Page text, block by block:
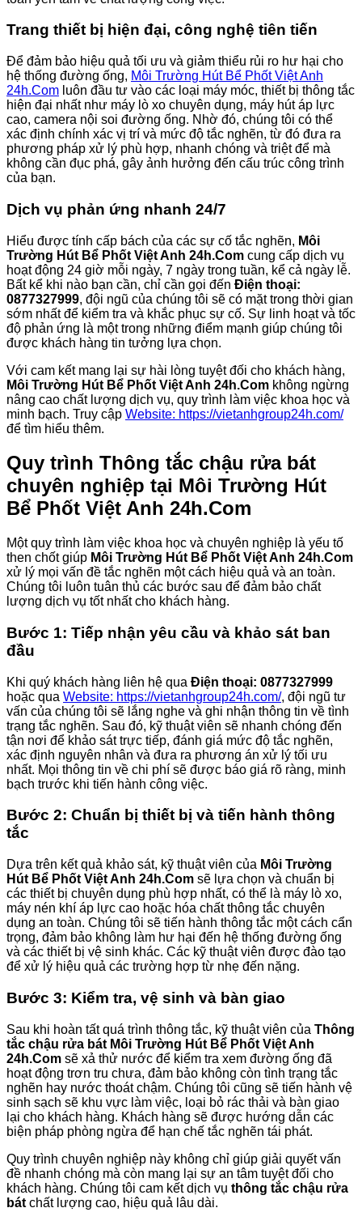
Trang thiết bị hiện đại, công nghệ tiên tiến
Để đảm bảo hiệu quả tối ưu và giảm thiểu rủi ro hư hại cho
hệ thống đường ống, Môi Trường Hút Bể Phốt Việt Anh
24h.Com luôn đầu tư vào các loại máy móc, thiết bị thông tắc
hiện đại nhất như máy lò xo chuyên dụng, máy hút áp lực
cao, camera nội soi đường ống. Nhờ đó, chúng tôi có thể
xác định chính xác vị trí và mức độ tắc nghẽn, từ đó đưa ra
phương pháp xử lý phù hợp, nhanh chóng và triệt để mà
không cần đục phá, gây ảnh hưởng đến cấu trúc công trình
của bạn.
Dịch vụ phản ứng nhanh 24/7
Hiểu được tính cấp bách của các sự cố tắc nghẽn, Môi
Trường Hút Bể Phốt Việt Anh 24h.Com cung cấp dịch vụ
hoạt động 24 giờ mỗi ngày, 7 ngày trong tuần, kể cả ngày lễ.
Bất kể khi nào bạn cần, chỉ cần gọi đến Điện thoại:
0877327999, đội ngũ của chúng tôi sẽ có mặt trong thời gian
sớm nhất để kiểm tra và khắc phục sự cố. Sự linh hoạt và tốc
độ phản ứng là một trong những điểm mạnh giúp chúng tôi
được khách hàng tin tưởng lựa chọn.
Với cam kết mang lại sự hài lòng tuyệt đối cho khách hàng,
Môi Trường Hút Bể Phốt Việt Anh 24h.Com không ngừng
nâng cao chất lượng dịch vụ, quy trình làm việc khoa học và
minh bạch. Truy cập Website: https://vietanhgroup24h.com/
để tìm hiểu thêm.
Quy trình Thông tắc chậu rửa bát
chuyên nghiệp tại Môi Trường Hút
Bể Phốt Việt Anh 24h.Com
Một quy trình làm việc khoa học và chuyên nghiệp là yếu tố
then chốt giúp Môi Trường Hút Bể Phốt Việt Anh 24h.Com
xử lý mọi vấn đề tắc nghẽn một cách hiệu quả và an toàn.
Chúng tôi luôn tuân thủ các bước sau để đảm bảo chất
lượng dịch vụ tốt nhất cho khách hàng.
Bước 1: Tiếp nhận yêu cầu và khảo sát ban
đầu
Khi quý khách hàng liên hệ qua Điện thoại: 0877327999
hoặc qua Website: https://vietanhgroup24h.com/, đội ngũ tư
vấn của chúng tôi sẽ lắng nghe và ghi nhận thông tin về tình
trạng tắc nghẽn. Sau đó, kỹ thuật viên sẽ nhanh chóng đến
tận nơi để khảo sát trực tiếp, đánh giá mức độ tắc nghẽn,
xác định nguyên nhân và đưa ra phương án xử lý tối ưu
nhất. Mọi thông tin về chi phí sẽ được báo giá rõ ràng, minh
bạch trước khi tiến hành công việc.
Bước 2: Chuẩn bị thiết bị và tiến hành thông
tắc
Dựa trên kết quả khảo sát, kỹ thuật viên của Môi Trường
Hút Bể Phốt Việt Anh 24h.Com sẽ lựa chọn và chuẩn bị
các thiết bị chuyên dụng phù hợp nhất, có thể là máy lò xo,
máy nén khí áp lực cao hoặc hóa chất thông tắc chuyên
dụng an toàn. Chúng tôi sẽ tiến hành thông tắc một cách cẩn
trọng, đảm bảo không làm hư hại đến hệ thống đường ống
và các thiết bị vệ sinh khác. Các kỹ thuật viên được đào tạo
để xử lý hiệu quả các trường hợp từ nhẹ đến nặng.
Bước 3: Kiểm tra, vệ sinh và bàn giao
Sau khi hoàn tất quá trình thông tắc, kỹ thuật viên của Thông
tắc chậu rửa bát Môi Trường Hút Bể Phốt Việt Anh
24h.Com sẽ xả thử nước để kiểm tra xem đường ống đã
hoạt động trơn tru chưa, đảm bảo không còn tình trạng tắc
nghẽn hay nước thoát chậm. Chúng tôi cũng sẽ tiến hành vệ
sinh sạch sẽ khu vực làm việc, loại bỏ rác thải và bàn giao
lại cho khách hàng. Khách hàng sẽ được hướng dẫn các
biện pháp phòng ngừa để hạn chế tắc nghẽn tái phát.
Quy trình chuyên nghiệp này không chỉ giúp giải quyết vấn
đề nhanh chóng mà còn mang lại sự an tâm tuyệt đối cho
khách hàng. Chúng tôi cam kết dịch vụ thông tắc chậu rửa
bát chất lượng cao, hiệu quả lâu dài.